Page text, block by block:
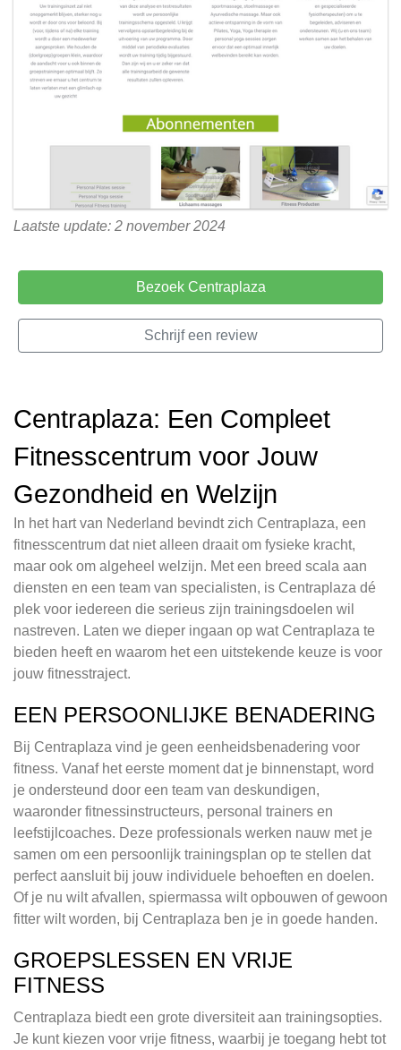
Laatste update: 2 november 2024
Bezoek Centraplaza
Schrijf een review
Centraplaza: Een Compleet
Fitnesscentrum voor Jouw
Gezondheid en Welzijn
In het hart van Nederland bevindt zich Centraplaza, een
fitnesscentrum dat niet alleen draait om fysieke kracht,
maar ook om algeheel welzijn. Met een breed scala aan
diensten en een team van specialisten, is Centraplaza dé
plek voor iedereen die serieus zijn trainingsdoelen wil
nastreven. Laten we dieper ingaan op wat Centraplaza te
bieden heeft en waarom het een uitstekende keuze is voor
jouw fitnesstraject.
EEN PERSOONLIJKE BENADERING
Bij Centraplaza vind je geen eenheidsbenadering voor
fitness. Vanaf het eerste moment dat je binnenstapt, word
je ondersteund door een team van deskundigen,
waaronder fitnessinstructeurs, personal trainers en
leefstijlcoaches. Deze professionals werken nauw met je
samen om een persoonlijk trainingsplan op te stellen dat
perfect aansluit bij jouw individuele behoeften en doelen.
Of je nu wilt afvallen, spiermassa wilt opbouwen of gewoon
fitter wilt worden, bij Centraplaza ben je in goede handen.
GROEPSLESSEN EN VRIJE
FITNESS
Centraplaza biedt een grote diversiteit aan trainingsopties.
Je kunt kiezen voor vrije fitness, waarbij je toegang hebt tot